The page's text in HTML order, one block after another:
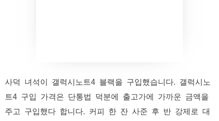
사덕 녀석이 갤럭시노트4 블랙을 구입했습니다. 갤럭시노
트4 구입 가격은 단통법 덕분에 출고가에 가까운 금액을
주고 구입했다 합니다. 커피 한 잔 사준 후 반 강제로 대